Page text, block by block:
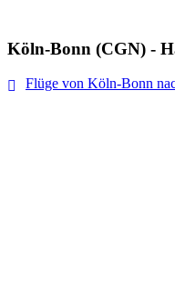
Köln-Bonn (CGN) -
Flüge von Köln-Bonn